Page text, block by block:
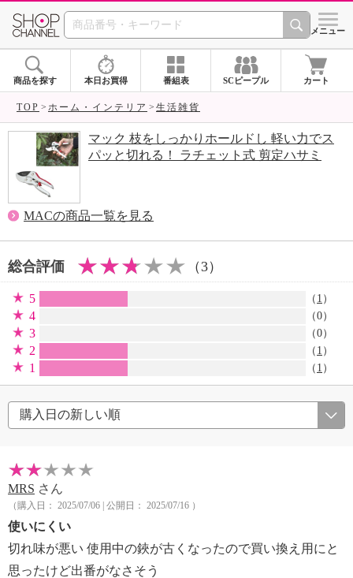
SHOP CHANNEL シメニュー
商品を探す 本日お買得 番組表 SCピープル カート
TOP ホーム・インテリア 生活雑貨
マック 枝をしっかりホールドし 軽い力でス
パッと切れる！ ラチェット式 剪定ハサミ
MACの商品一覧を見る
総合評価 （3）
5 （ 1 ）
4 （0）
3 （0）
2 （ 1 ）
1 （ 1 ）
MRS さん
（購入日： 2025/07/06 | 公開日： 2025/07/16 ）
使いにくい
切れ味が悪い 使用中の鋏が古くなったので買い換え用にと
思ったけど出番がなさそう